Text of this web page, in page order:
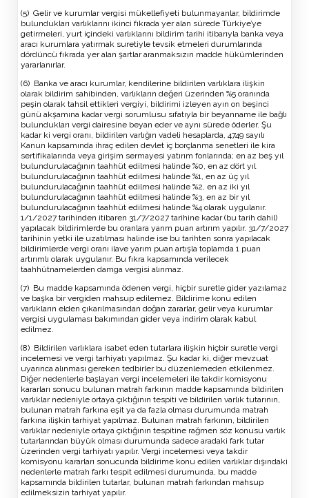
(5) Gelir ve kurumlar vergisi mükellefiyeti bulunmayanlar, bildirimde
bulundukları varlıklarını ikinci fıkrada yer alan sürede Türkiye’ye
getirmeleri, yurt içindeki varlıklarını bildirim tarihi itibarıyla banka veya
aracı kurumlara yatırmak suretiyle tevsik etmeleri durumlarında
dördüncü fıkrada yer alan şartlar aranmaksızın madde hükümlerinden
yararlanırlar.
(6) Banka ve aracı kurumlar, kendilerine bildirilen varlıklara ilişkin
olarak bildirim sahibinden, varlıkların değeri üzerinden %5 oranında
peşin olarak tahsil ettikleri vergiyi, bildirimi izleyen ayın on beşinci
günü akşamına kadar vergi sorumlusu sıfatıyla bir beyanname ile bağlı
bulundukları vergi dairesine beyan eder ve aynı sürede öderler. Şu
kadar ki vergi oranı, bildirilen varlığın vadeli hesaplarda, 4749 sayılı
Kanun kapsamında ihraç edilen devlet iç borçlanma senetleri ile kira
sertifikalarında veya girişim sermayesi yatırım fonlarında; en az beş yıl
bulundurulacağının taahhüt edilmesi halinde %0, en az dört yıl
bulundurulacağının taahhüt edilmesi halinde %1, en az üç yıl
bulundurulacağının taahhüt edilmesi halinde %2, en az iki yıl
bulundurulacağının taahhüt edilmesi halinde %3, en az bir yıl
bulundurulacağının taahhüt edilmesi halinde %4 olarak uygulanır.
1/1/2027 tarihinden itibaren 31/7/2027 tarihine kadar (bu tarih dahil)
yapılacak bildirimlerde bu oranlara yarım puan artırım yapılır. 31/7/2027
tarihinin yetki ile uzatılması halinde ise bu tarihten sonra yapılacak
bildirimlerde vergi oranı ilave yarım puan artışla toplamda 1 puan
artırımlı olarak uygulanır. Bu fıkra kapsamında verilecek
taahhütnamelerden damga vergisi alınmaz.
(7) Bu madde kapsamında ödenen vergi, hiçbir suretle gider yazılamaz
ve başka bir vergiden mahsup edilemez. Bildirime konu edilen
varlıkların elden çıkarılmasından doğan zararlar, gelir veya kurumlar
vergisi uygulaması bakımından gider veya indirim olarak kabul
edilmez.
(8) Bildirilen varlıklara isabet eden tutarlara ilişkin hiçbir suretle vergi
incelemesi ve vergi tarhiyatı yapılmaz. Şu kadar ki, diğer mevzuat
uyarınca alınması gereken tedbirler bu düzenlemeden etkilenmez.
Diğer nedenlerle başlayan vergi incelemeleri ile takdir komisyonu
kararları sonucu bulunan matrah farkının madde kapsamında bildirilen
varlıklar nedeniyle ortaya çıktığının tespiti ve bildirilen varlık tutarının,
bulunan matrah farkına eşit ya da fazla olması durumunda matrah
farkına ilişkin tarhiyat yapılmaz. Bulunan matrah farkının, bildirilen
varlıklar nedeniyle ortaya çıktığının tespitine rağmen söz konusu varlık
tutarlarından büyük olması durumunda sadece aradaki fark tutar
üzerinden vergi tarhiyatı yapılır. Vergi incelemesi veya takdir
komisyonu kararları sonucunda bildirime konu edilen varlıklar dışındaki
nedenlerle matrah farkı tespit edilmesi durumunda, bu madde
kapsamında bildirilen tutarlar, bulunan matrah farkından mahsup
edilmeksizin tarhiyat yapılır.